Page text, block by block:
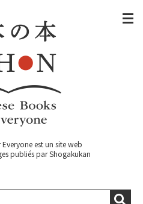
est un site web
publiés par Shogakukan